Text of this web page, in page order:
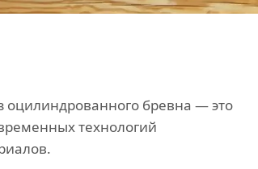
оцилиндрованного бревна — это
технологий